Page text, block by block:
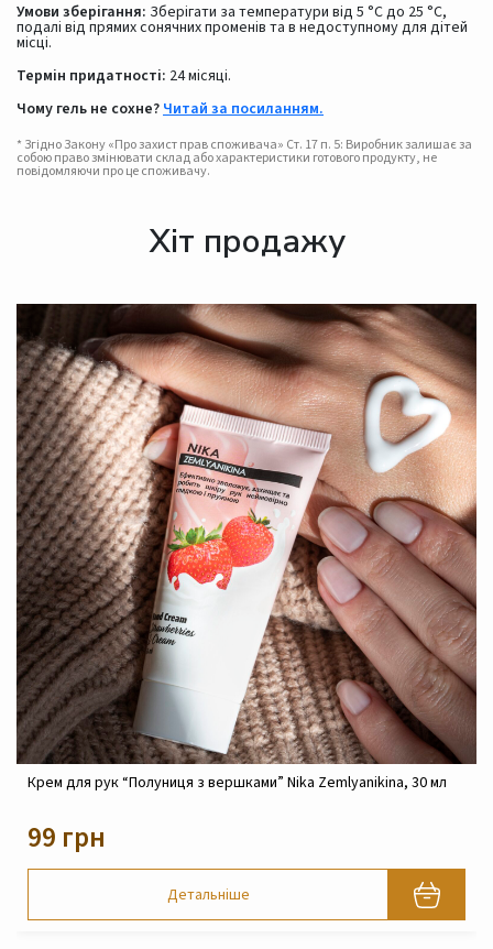
Умови зберігання: Зберігати за температури від 5 °C до 25 °C,
подалі від прямих сонячних променів та в недоступному для дітей
місці.
Термін придатності: 24 місяці.
Чому гель не сохне?Читай за посиланням.
* Згідно Закону «Про захист прав споживача» Ст. 17 п. 5: Виробник залишає за
собою право змінювати склад або характеристики готового продукту, не
повідомляючи про це споживачу.
Хіт продажу
Крем реконструюючий живильний для обличчя Nika
820 грн
Детальніше